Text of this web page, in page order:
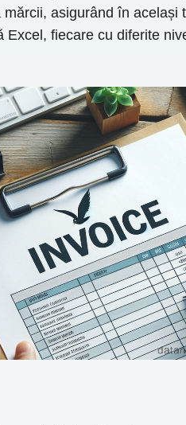
asigurând în
fiecare cu diferite